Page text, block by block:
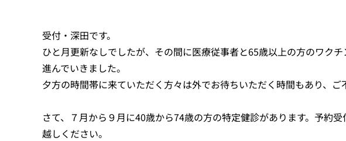
受付・深田です。
ひと月更新なしでしたが、その間に医療従事者と65歳以上の方のワク
進んでいきました。
夕方の時間帯に来ていただく方々は外でお待ちいただく時間もあり、ご
さて、７月から９月に40歳から74歳の方の特定健診があります。予約
越しください。